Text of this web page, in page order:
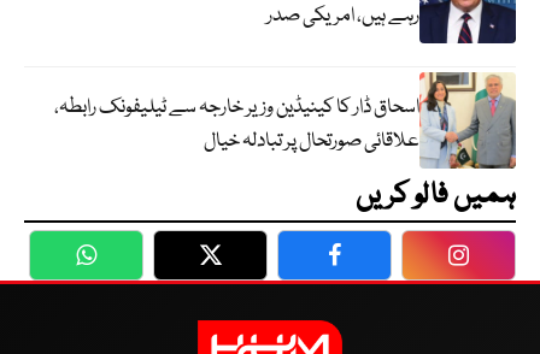
رہے ہیں، امریکی صدر
اسحاق ڈار کا کینیڈین وزیر خارجہ سے ٹیلیفونک رابطہ،
علاقائی صورتحال پر تبادلہ خیال
ہمیں فالو کریں
WhatsApp Twitter Facebook